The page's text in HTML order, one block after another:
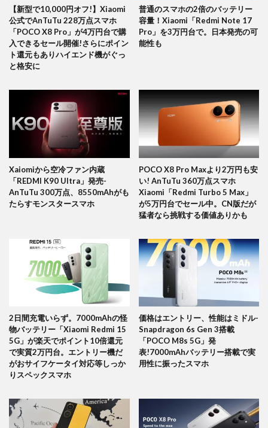
【新型で10,000円オフ!】Xiaomi
公式でAnTuTu 228万点スマホ
「POCO X8 Pro」が4万円台で購
入できるセール開催!さらにポイン
ト還元もありハイエンド機がぐっ
と格安に
普通のスマホの2倍のバッテリー
容量！Xiaomi「Redmi Note 17
Pro」を3万円台で。日本発売の可
能性も
Xaiomiから空冷ファン内蔵
「REDMI K90 Ultra」発売-
AnTuTu 300万点、8550mAhがも
たらすモンスタースマホ
POCO X8 Pro Maxより2万円も安
い! AnTuTu 360万点スマホ
Xiaomi「Redmi Turbo 5 Max」
が5万円台でセール中。CN版だが
猛者なら挑戦する価値ありかも
2日間充電いらず。7000mAhの怪
物バッテリー「Xiaomi Redmi 15
5G」が楽天でポイント10倍還元
で実質2万円台。エントリー機だ
がおサイフケータイ対応等しっか
りスペックスマホ
価格はエントリー、性能はミドル-
Snapdragon 6s Gen 3搭載
「POCO M8s 5G」発
表!7000mAhバッテリー搭載で実
用性に振ったスマホ